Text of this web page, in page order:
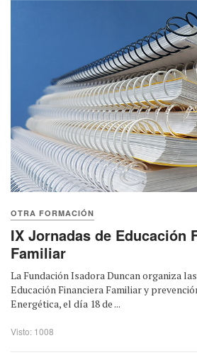
OTRA FORMACIÓN
IX Jornadas de Educación
Familiar
La Fundación Isadora Duncan organiza
Educación Financiera Familiar y
Energética, el día 18 de ...
Visto: 1008